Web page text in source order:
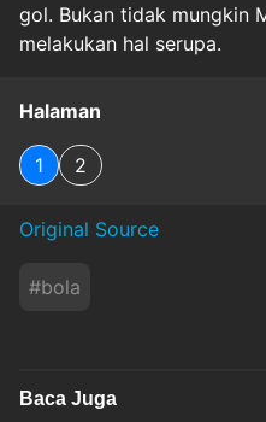
gol. Bukan tidak mungkin
melakukan hal serupa.
Halaman
1 2
Original Source
#bola
Baca Juga